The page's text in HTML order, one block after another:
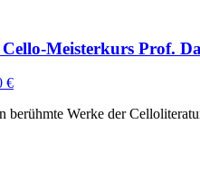
Meisterkurs Prof.
€
berühmte Werke der